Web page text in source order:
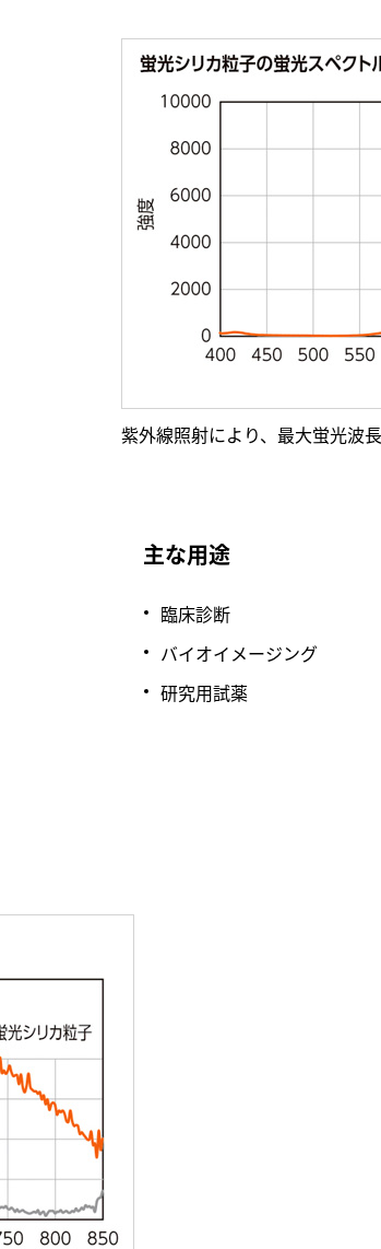
紫外線照射により、最大蛍光波
主な用途
臨床診断
バイオイメージング
研究用試薬